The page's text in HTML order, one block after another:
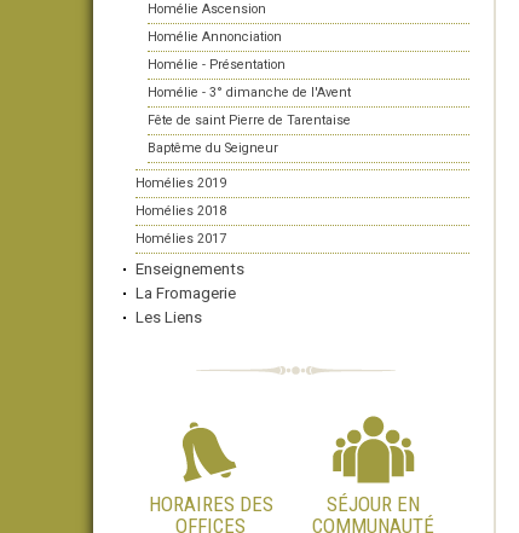
Homélie Ascension
Homélie Annonciation
Homélie - Présentation
Homélie - 3° dimanche de l'Avent
Fête de saint Pierre de Tarentaise
Baptême du Seigneur
Homélies 2019
Homélies 2018
Homélies 2017
Enseignements
La Fromagerie
Les Liens
HORAIRES DES
OFFICES
SÉJOUR EN
COMMUNAUTÉ